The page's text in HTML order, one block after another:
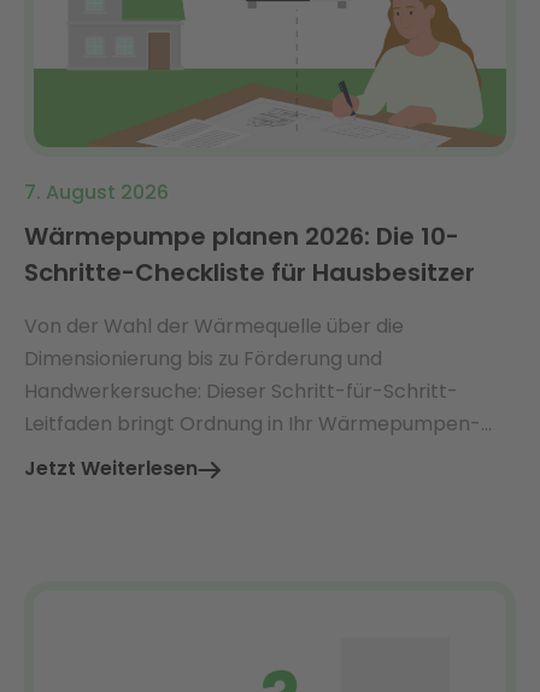
7. August 2026
Wärmepumpe planen 2026: Die 10-
Schritte-Checkliste für Hausbesitzer
Von der Wahl der Wärmequelle über die
Dimensionierung bis zu Förderung und
Handwerkersuche: Dieser Schritt-für-Schritt-
Leitfaden bringt Ordnung in Ihr Wärmepumpen-
Projekt.
Jetzt Weiterlesen